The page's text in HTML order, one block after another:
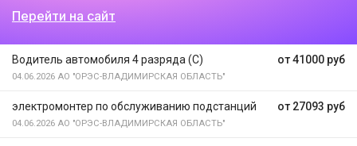
Перейти на сайт
от 41000 руб
Водитель автомобиля 4 разряда (С)
04.06.2026 АО "ОРЭС-ВЛАДИМИРСКАЯ ОБЛАСТЬ"
от 27093 руб
электромонтер по обслуживанию подстанций
04.06.2026 АО "ОРЭС-ВЛАДИМИРСКАЯ ОБЛАСТЬ"